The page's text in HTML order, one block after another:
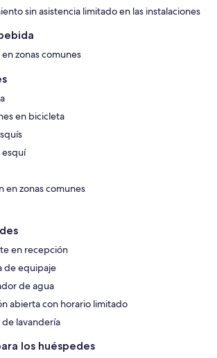
sin asistencia limitado en las instalaciones
zonas comunes
en bicicleta
esquí
en zonas comunes
en recepción
de equipaje
de agua
abierta con horario limitado
de lavandería
los huéspedes